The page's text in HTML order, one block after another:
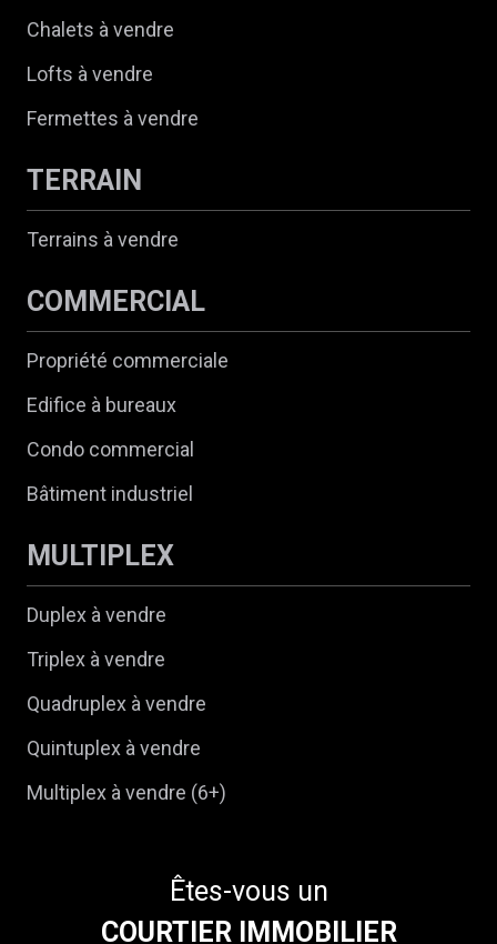
Chalets à vendre
Lofts à vendre
Fermettes à vendre
TERRAIN
Terrains à vendre
COMMERCIAL
Propriété commerciale
Edifice à bureaux
Condo commercial
Bâtiment industriel
MULTIPLEX
Duplex à vendre
Triplex à vendre
Quadruplex à vendre
Quintuplex à vendre
Multiplex à vendre (6+)
Êtes-vous un
COURTIER IMMOBILIER